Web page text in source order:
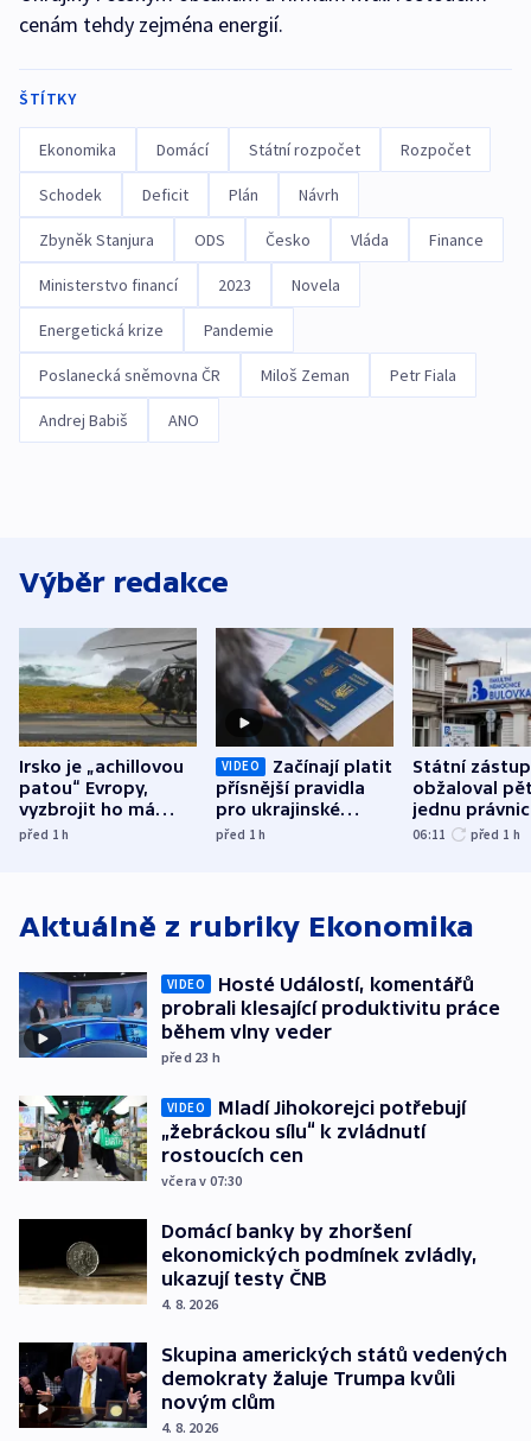
cenám tehdy zejména energií.
ŠTÍTKY
Ekonomika Domácí Státní rozpočet Rozpočet
Schodek Deficit Plán Návrh
Zbyněk Stanjura ODS Česko Vláda Finance
Ministerstvo financí 2023 Novela
Energetická krize Pandemie
Poslanecká sněmovna ČR Miloš Zeman Petr Fiala
Andrej Babiš ANO
Výběr redakce
Irsko je „achillovou
patou“ Evropy,
vyzbrojit ho má
Francie
před 1h
VIDEO
Začínají platit
přísnější pravidla
pro ukrajinské
uprchlíky
před 1h
Státní
obžaloval
jednu
osobu v
06:11 před 1 h
Aktuálně z rubriky Ekonomika
VIDEO
Hosté Událostí, komentářů
probrali klesající produktivitu práce
během vlny veder
před 23 h
VIDEO
Mladí Jihokorejci potřebují
„žebráckou sílu“ k zvládnutí
rostoucích cen
včera v 07:30
Domácí banky by zhoršení
ekonomických podmínek zvládly,
ukazují testy ČNB
4. 8. 2026
Skupina amerických států vedených
demokraty žaluje Trumpa kvůli
novým clům
4. 8. 2026